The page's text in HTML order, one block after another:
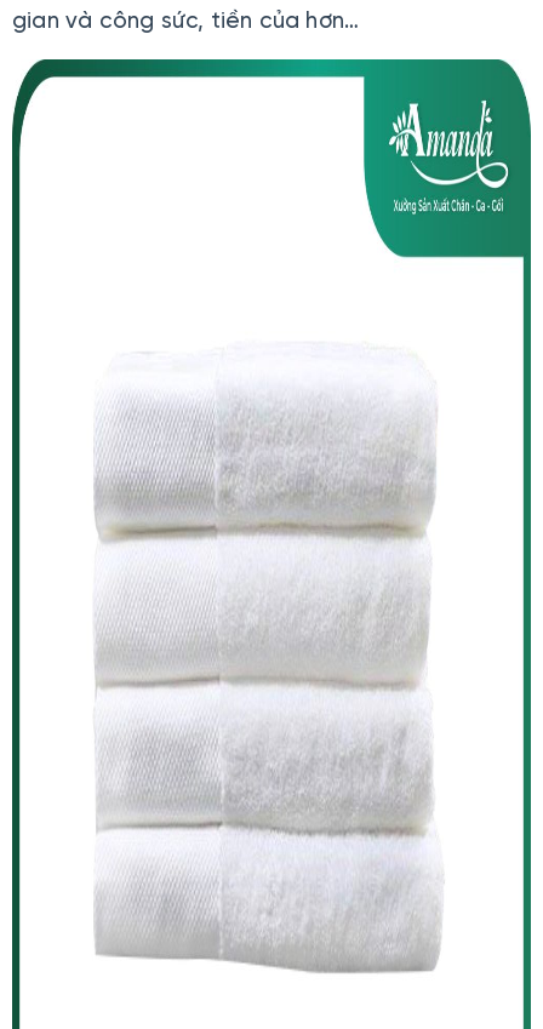
gian và công sức, tiền của hơn…